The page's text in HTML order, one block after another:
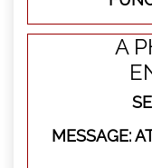
A
MESSAGE: